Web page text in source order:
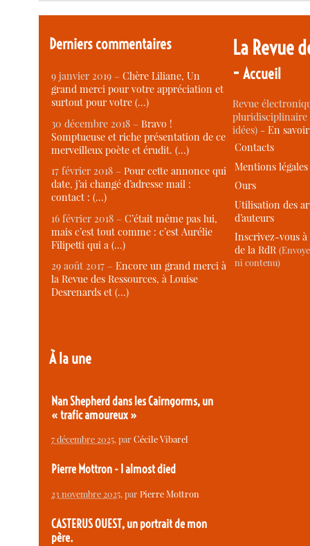
Derniers commentaires
9 janvier 2019 –Chère Liliane, Un
grand merci pour votre appréciation et
surtout pour votre (…)
30 décembre 2018 –Bravo !
Somptueuse et riche présentation de ce
merveilleux poète et érudit. (…)
17 février 2018 –Pour cette annonce qui
date, j’ai changé d’adresse mail :
contact : (…)
16 février 2018 –C’était même pas lui,
mais c’est tout comme : c’est Aurélie
Filipetti qui a (…)
29 août 2017 –Encore un grand merci à
la Revue des Ressources, à Louise
Desrenards et (…)
À la une
Nan Shepherd dans les Cairngorms, un
« trafic amoureux »
7 décembre 2025, parCécile Vibarel
Pierre Mottron - I almost died
23 novembre 2025, parPierre Mottron
CASTERUS OUEST, un portrait de mon
père.
La Revue
-Accueil
Revue
idées) -En
Contacts
Mentions légales
Ours
Utilisation des
d’auteurs
Inscrivez-vous
de la RdR
ni contenu)